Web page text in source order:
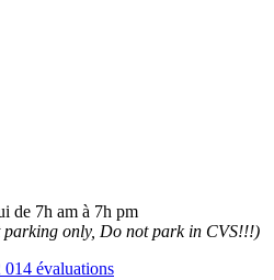
de 7h am à 7h pm
parking only, Do not park in CVS!!!)
014 évaluations